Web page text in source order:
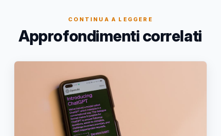
CONTINUA A LEGGERE
Approfondimenti correlati